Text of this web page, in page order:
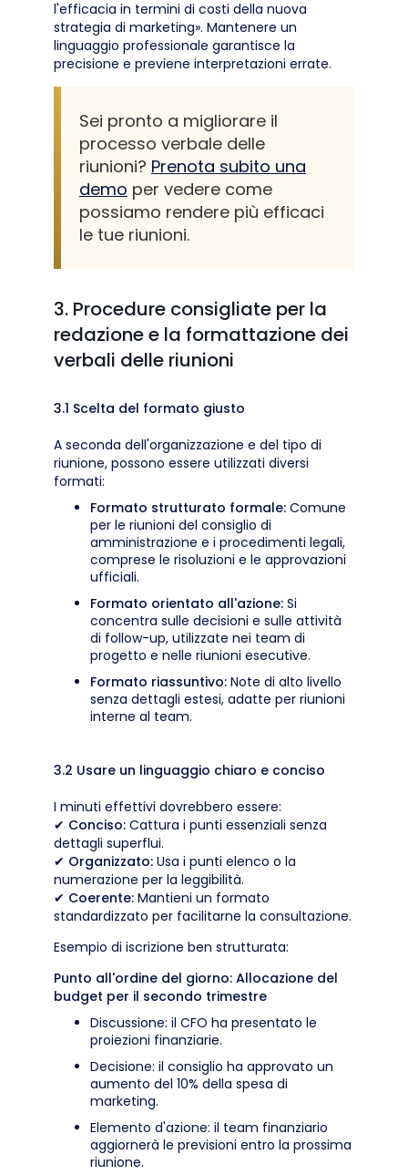
l'efficacia in termini di costi della nuova
strategia di marketing». Mantenere un
linguaggio professionale garantisce la
precisione e previene interpretazioni errate.
Sei pronto a migliorare il
processo verbale delle
riunioni? Prenota subito una
demo per vedere come
possiamo rendere più efficaci
le tue riunioni.
3. Procedure consigliate per la
redazione e la formattazione dei
verbali delle riunioni
3.1 Scelta del formato giusto
A seconda dell'organizzazione e del tipo di
riunione, possono essere utilizzati diversi
formati:
Formato strutturato formale: Comune
per le riunioni del consiglio di
amministrazione e i procedimenti legali,
comprese le risoluzioni e le approvazioni
ufficiali.
Formato orientato all'azione: Si
concentra sulle decisioni e sulle attività
di follow-up, utilizzate nei team di
progetto e nelle riunioni esecutive.
Formato riassuntivo: Note di alto livello
senza dettagli estesi, adatte per riunioni
interne al team.
3.2 Usare un linguaggio chiaro e conciso
I minuti effettivi dovrebbero essere:
✔ Conciso: Cattura i punti essenziali senza
dettagli superflui.
✔ Organizzato: Usa i punti elenco o la
numerazione per la leggibilità.
✔ Coerente: Mantieni un formato
standardizzato per facilitarne la consultazione.
Esempio di iscrizione ben strutturata:
Punto all'ordine del giorno: Allocazione del
budget per il secondo trimestre
Discussione: il CFO ha presentato le
proiezioni finanziarie.
Decisione: il consiglio ha approvato un
aumento del 10% della spesa di
marketing.
Elemento d'azione: il team finanziario
aggiornerà le previsioni entro la prossima
riunione.